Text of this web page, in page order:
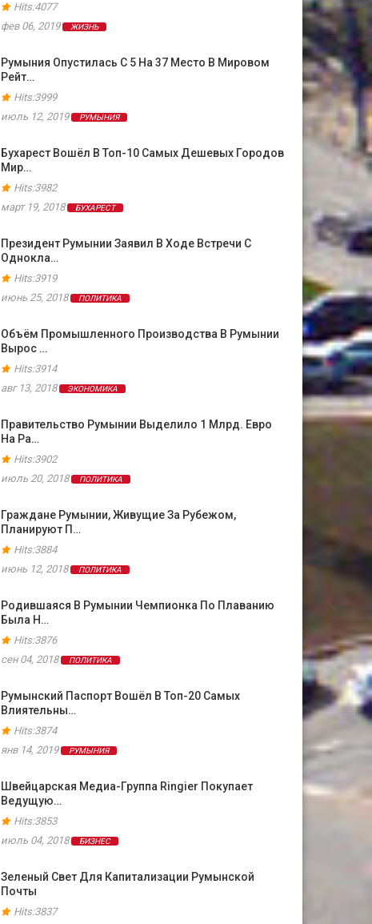
Hits:4077
фев 06, 2019
ЖИЗНЬ
Румыния Опустилась С 5 На 37 Место В Мировом
Рейт…
Hits:3999
июль 12, 2019
РУМЫНИЯ
Бухарест Вошёл В Топ-10 Самых Дешевых Городов
Мир…
Hits:3982
март 19, 2018
БУХАРЕСТ
Президент Румынии Заявил В Ходе Встречи С
Однокла…
Hits:3919
июнь 25, 2018
ПОЛИТИКА
Объём Промышленного Производства В Румынии
Вырос …
Hits:3914
авг 13, 2018
ЭКОНОМИКА
Правительство Румынии Выделило 1 Млрд. Евро
На Ра…
Hits:3902
июль 20, 2018
ПОЛИТИКА
Граждане Румынии, Живущие За Рубежом,
Планируют П…
Hits:3884
июнь 12, 2018
ПОЛИТИКА
Родившаяся В Румынии Чемпионка По Плаванию
Была Н…
Hits:3876
сен 04, 2018
ПОЛИТИКА
Румынский Паспорт Вошёл В Топ-20 Самых
Влиятельны…
Hits:3874
янв 14, 2019
РУМЫНИЯ
Швейцарская Медиа-Группа Ringier Покупает
Ведущую…
Hits:3853
июль 04, 2018
БИЗНЕС
Зеленый Свет Для Капитализации Румынской
Почты
Hits:3837